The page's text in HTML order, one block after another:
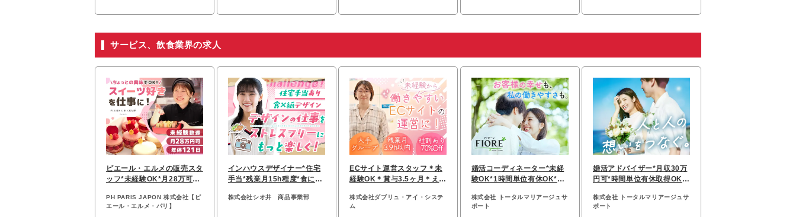
サービス、飲食業界の求人
ピエール・エルメの販売スタ
ッフ*未経験OK*月28万可*
PH PARIS JAPON 株式会社【ピ
エール・エルメ・パリ】
インハウスデザイナー*住宅
手当*残業月15h程度*食に関
株式会社シオ井 商品事業部
ECサイト運営スタッフ＊未
経験OK＊賞与3.5ヶ月＊える
株式会社ダブリュ・アイ・システ
ム
婚活コーディネーター*未経
験OK*1時間単位有休OK*7
株式会社 トータルマリアージュサ
ポート
婚活アドバイザー*月収30万
円可*時間単位有休取得OK*
株式会社 トータルマリアージュサ
ポート